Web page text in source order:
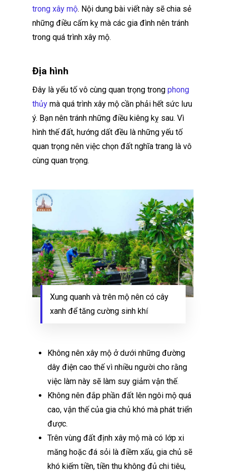
trong xây mộ. Nội dung bài viết này sẽ chia sẻ
những điều cấm kỵ mà các gia đình nên tránh
trong quá trình xây mộ.
Địa hình
Đây là yếu tố vô cùng quan trọng trong phong
thủy mà quá trình xây mộ cần phải hết sức lưu
ý. Bạn nên tránh những điều kiêng kỵ sau. Vì
hình thế đất, hướng dất đều là những yếu tố
quan trọng nên việc chọn đất nghĩa trang là vô
cùng quan trọng.
Xung quanh và trên mộ nên có cây
xanh để tăng cường sinh khí
Không nên xây mộ ở dưới những đường
dây điện cao thế vì nhiều người cho rằng
việc làm này sẽ làm suy giảm vận thế.
Không nên đắp phần đất lên ngôi mộ quá
cao, vận thế của gia chủ khó mà phát triển
được.
Trên vùng đất định xây mộ mà có lớp xi
măng hoặc đá sỏi là điềm xấu, gia chủ sẽ
khó kiếm tiền, tiền thu không đủ chi tiêu,